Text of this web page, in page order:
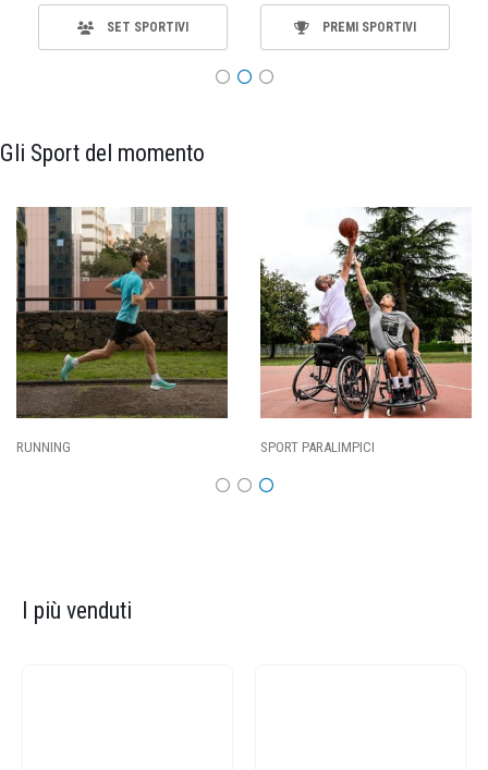
SET SPORTIVI PREMI SPORTIVI
Gli Sport del momento
SPORT PARALIMPICI
I più venduti